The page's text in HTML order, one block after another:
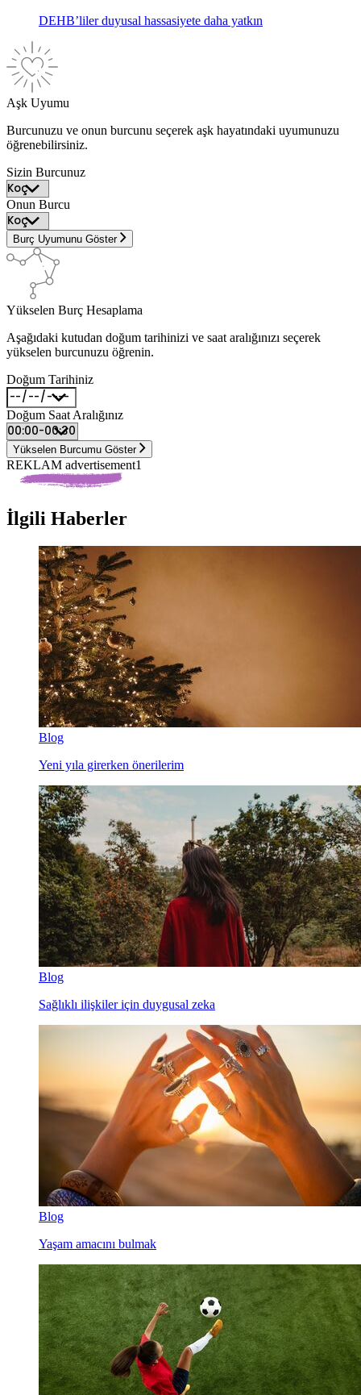
DEHB’liler duyusal hassasiyete daha yatkın
Aşk Uyumu
Burcunuzu ve onun burcunu seçerek aşk hayatındaki uyumunuzu
öğrenebilirsiniz.
Sizin Burcunuz
Onun Burcu
Burç Uyumunu Göster
Yükselen Burç Hesaplama
Aşağıdaki kutudan doğum tarihinizi ve saat aralığınızı seçerek
yükselen burcunuzu öğrenin.
Doğum Tarihiniz
Doğum Saat Aralığınız
Yükselen Burcumu Göster
REKLAM advertisement1
İlgili Haberler
Blog
Yeni yıla girerken önerilerim
Blog
Sağlıklı ilişkiler için duygusal zeka
Blog
Yaşam amacını bulmak